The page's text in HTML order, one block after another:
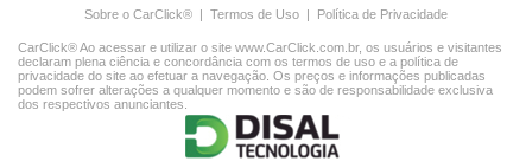
Sobre o CarClick® Termos de Uso Política de Privacidade
CarClick® Ao acessar e utilizar o site www.CarClick.com.br, os usuários e visitantes
declaram plena ciência e concordância com os termos de uso e a política de
privacidade do site ao efetuar a navegação. Os preços e informações publicadas
podem sofrer alterações a qualquer momento e são de responsabilidade exclusiva
dos respectivos anunciantes.